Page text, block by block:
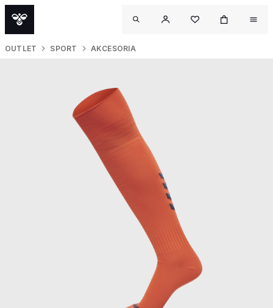
OUTLET SPORT AKCESORIA